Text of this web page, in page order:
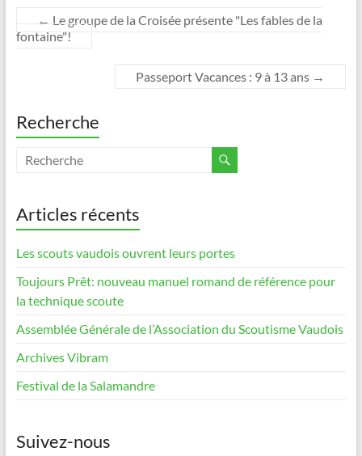
← Le groupe de la Croisée présente "Les fables de la
fontaine"!
Passeport Vacances : 9 à 13 ans →
Recherche
Articles récents
Les scouts vaudois ouvrent leurs portes
Toujours Prêt: nouveau manuel romand de référence pour
la technique scoute
Assemblée Générale de l’Association du Scoutisme Vaudois
Archives Vibram
Festival de la Salamandre
Suivez-nous